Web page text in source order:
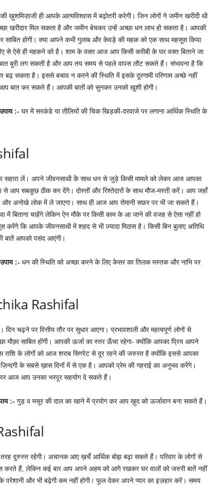
ख़ुशमिज़ाजी ही आपके आत्मविश्वास में बढ़ोतरी करेगी। जिन लोगों ने जमीन खरीदी थी
खरीदार मिल सकता है और जमीन बेचकर उन्हें अच्छा धन लाभ हो सकता है। आपकी
साबित होगी। क्या आपने कभी गुलाब और केवड़े की महक को एक साथ महसूस किया
से ऐसे ही महकने को है। शाम के वक्त आज आप किसी करीबी के घर वक्त बिताने जा
बुरी लग सकती है और आप तय समय से पहले वापस लौट सकते हैं। संभावना है कि
सकता है। इससे बचाव न करने की स्थिति में इसके दूरगामी परिणाम अच्छे नहीं
बात कर सकते हैं। आपकी बातों को सुनकर उनको खुशी होगी।
:- घर में सरकंडे या तीलियों की चिक खिड़की-दरवाजे पर लगाना आर्थिक स्थिति के
सहारा लें। अपने जीवनसाथी केे साथ धन से जुड़े किसी मामले को लेकर आज आपका
से आप सबकुछ ठीक कर देंगे। दोस्तों और रिश्तेदारों के साथ मौज-मस्ती करें। आप जहाँ
और अनोखे लोक में ले जाएगा। साथ ही आज आप रोमानी सफ़र पर भी जा सकते हैं।
बिताना चाहेंगे लेकिन ऐन मौके पर किसी काम के आ जाने की वजह से ऐसा नहीं हो
करेंगे कि आपके जीवनसाथी में शहद से भी ज़्यादा मिठास है। किसी बिन बुलाए अतिथि
बातें आपको पसंद आएंगी।
उपाय :- धन की स्थिति को अच्छा करने के लिए केसर का तिलक मस्तक और नाभि पर
Rashifal
चढ़ने पर वित्तीय तौर पर सुधार आएगा। प्रभावशाली और महत्वपूर्ण लोगों से
मौक़ा साबित होंगी। आपकी ऊर्जा का स्तर ऊँचा रहेगा- क्योंकि आपका प्रिय आपने
राशि के लोगोंं को आज शराब सिगरेट से दूर रहने की जरुरत है क्योंकि इससे आपका
ज़िन्दगी के सबसे ख़ास दिनों में से एक है। आपको प्रेम की गहराई का अनुभव करेंगे।
पर आज आप उनका भरपूर सहयोग दे सकते हैं।
:- गुड़ व मसूर की दाल का खाने में प्रयोग कर आप ख़ुद को ऊर्जावान बना सकते हैं।
दुरुस्त रहेगी। अचानक आए ख़र्चे आर्थिक बोझ बढ़ा सकते हैं। परिवार के लोगों से
करते हैं, लेकिन कई बार आप अपने अहम को आगे रखकर घर वालों को जरुरी बातें नहीं
परेशानी और भी बढ़ेगी कम नहीं होगी। फूल देकर अपने प्यार का इज़हार करें। समय